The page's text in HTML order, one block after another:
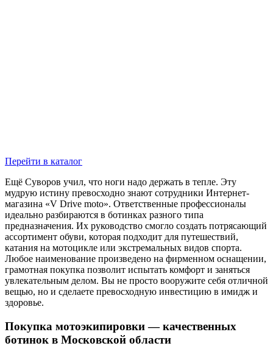
Перейти в каталог
Ещё Суворов учил, что ноги надо держать в тепле. Эту
мудрую истину превосходно знают сотрудники Интернет-
магазина «V Drive moto». Ответственные профессионалы
идеально разбираются в ботинках разного типа
предназначения. Их руководство смогло создать потрясающий
ассортимент обуви, которая подходит для путешествий,
катания на мотоцикле или экстремальных видов спорта.
Любое наименование произведено на фирменном оснащении,
грамотная покупка позволит испытать комфорт и заняться
увлекательным делом. Вы не просто вооружите себя отличной
вещью, но и сделаете превосходную инвестицию в имидж и
здоровье.
Покупка мотоэкипировки — качественных
ботинок в Московской области